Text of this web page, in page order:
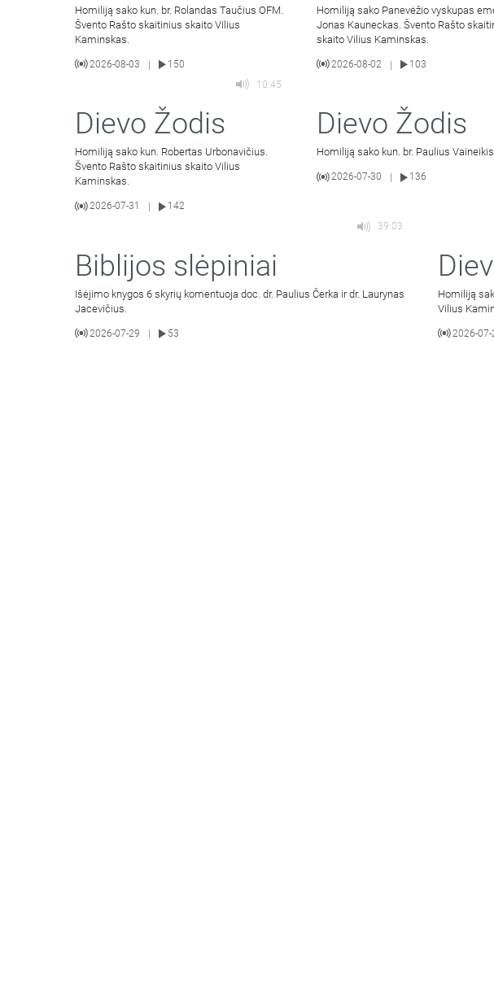
Homiliją sako kun. br. Rolandas Taučius OFM.
Švento Rašto skaitinius skaito Vilius
Kaminskas.
2026-08-03 | 150
Homiliją sako Panevėžio vyskupas
Jonas Kauneckas. Švento Rašto
skaito Vilius Kaminskas.
2026-08-02 | 103
10:45
Dievo Žodis
Homiliją sako kun. Robertas Urbonavičius.
Švento Rašto skaitinius skaito Vilius
Kaminskas.
2026-07-31 142
Dievo Žodis
Homiliją sako kun. br. Paulius
2026-07-30 136
39:03
Biblijos slėpiniai
Išėjimo knygos 6 skyrių komentuoja doc. dr. Paulius Čerka ir dr. Laurynas
Jacevičius.
2026-07-29 53
Homiliją
Vilius
2026-07-